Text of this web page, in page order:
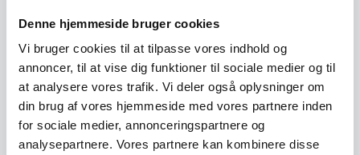
Denne hjemmeside bruger cookies
Vi bruger cookies til at tilpasse vores indhold og
annoncer, til at vise dig funktioner til sociale medier og til
at analysere vores trafik. Vi deler også oplysninger om
din brug af vores hjemmeside med vores partnere inden
for sociale medier, annonceringspartnere og
analysepartnere. Vores partnere kan kombinere disse
Praktisk knivhylster til sikker
opbevaring i skuffer, der
beskytter dine…
94,00
DKK
129,95 DKK
Vi prismatcher
Praktisk knivhylster til
opbevaring af knive i skuffer.
Fås i forskellige…
45,00
149,95 DKK
Vi prismatcher